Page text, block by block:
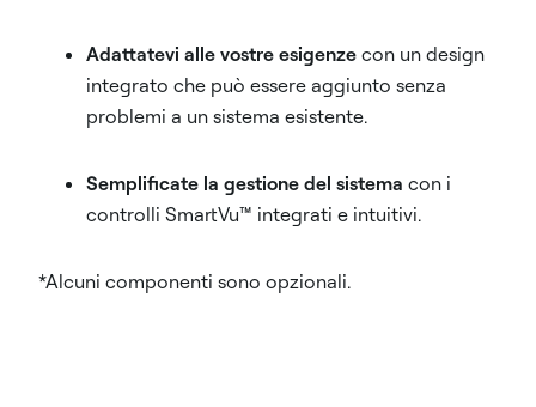
Adattatevi alle vostre esigenze con un design
integrato che può essere aggiunto senza
problemi a un sistema esistente.
Semplificate la gestione del sistema con i
controlli SmartVu™ integrati e intuitivi.
*Alcuni componenti sono opzionali.